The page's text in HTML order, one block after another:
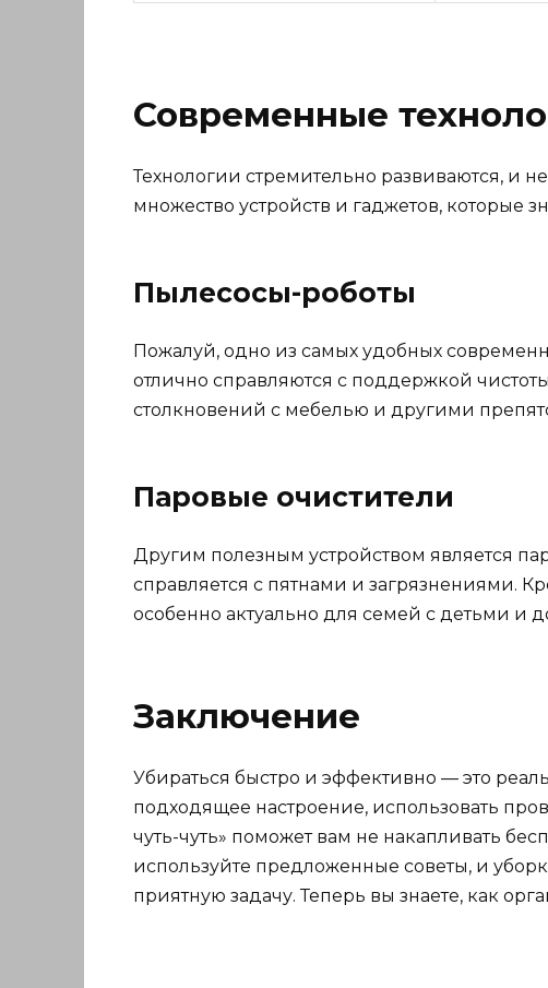
Современные
Технологии стремительно развиваются, и
множество устройств и гаджетов, которые
Пылесосы-роботы
Пожалуй, одно из самых удобных
отлично справляются с поддержкой
столкновений с мебелью и другими
Паровые очистители
Другим полезным устройством является
справляется с пятнами и загрязнениями.
особенно актуально для семей с детьми
Заключение
Убираться быстро и эффективно — это
подходящее настроение, использовать
чуть-чуть» поможет вам не накапливать
используйте предложенные советы, и
приятную задачу. Теперь вы знаете, как